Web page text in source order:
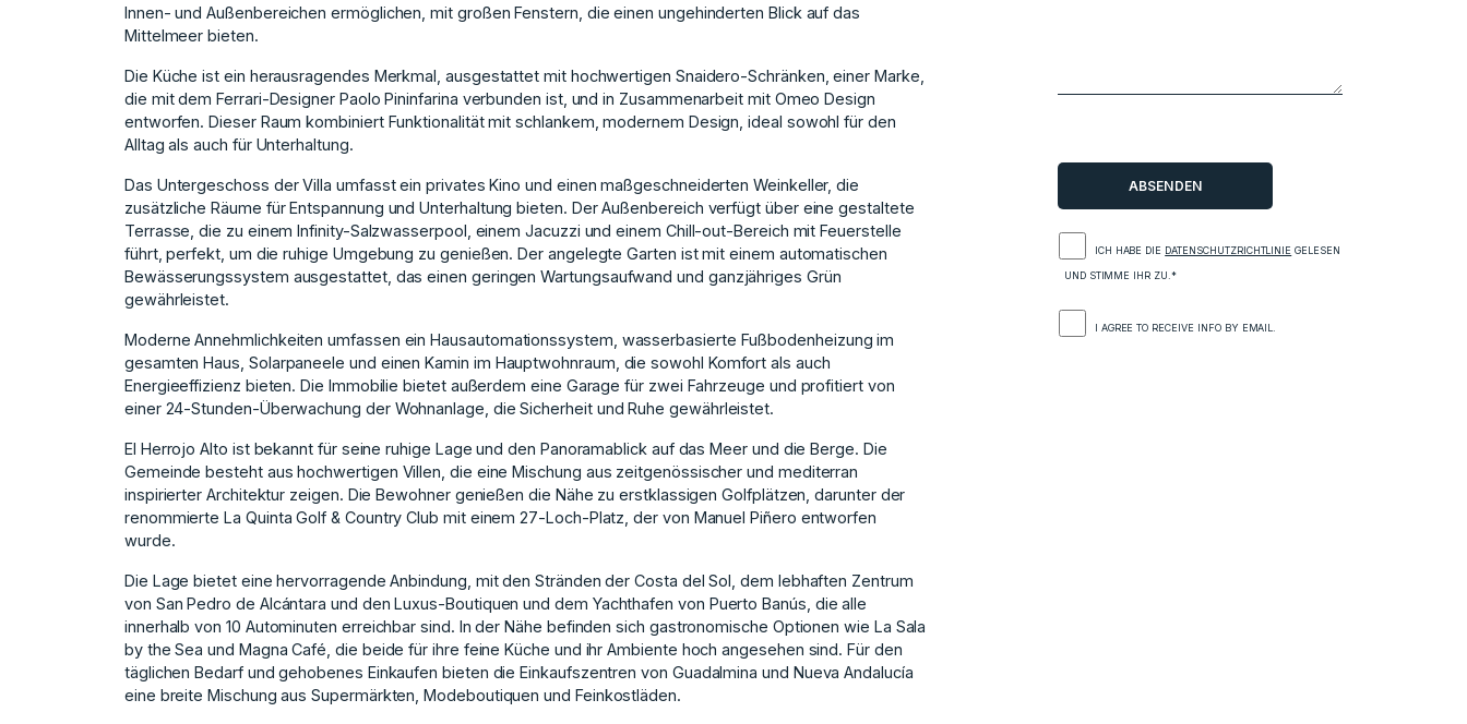
Innen- und Außenbereichen ermöglichen, mit großen Fenstern, die einen ungehinderten Blick auf das
Mittelmeer bieten.
Die Küche ist ein herausragendes Merkmal, ausgestattet mit hochwertigen Snaidero-Schränken, einer Marke,
die mit dem Ferrari-Designer Paolo Pininfarina verbunden ist, und in Zusammenarbeit mit Omeo Design
entworfen. Dieser Raum kombiniert Funktionalität mit schlankem, modernem Design, ideal sowohl für den
Alltag als auch für Unterhaltung.
Das Untergeschoss der Villa umfasst ein privates Kino und einen maßgeschneiderten Weinkeller, die
zusätzliche Räume für Entspannung und Unterhaltung bieten. Der Außenbereich verfügt über eine gestaltete
Terrasse, die zu einem Infinity-Salzwasserpool, einem Jacuzzi und einem Chill-out-Bereich mit Feuerstelle
führt, perfekt, um die ruhige Umgebung zu genießen. Der angelegte Garten ist mit einem automatischen
Bewässerungssystem ausgestattet, das einen geringen Wartungsaufwand und ganzjähriges Grün
gewährleistet.
Moderne Annehmlichkeiten umfassen ein Hausautomationssystem, wasserbasierte Fußbodenheizung im
gesamten Haus, Solarpaneele und einen Kamin im Hauptwohnraum, die sowohl Komfort als auch
Energieeffizienz bieten. Die Immobilie bietet außerdem eine Garage für zwei Fahrzeuge und profitiert von
einer 24-Stunden-Überwachung der Wohnanlage, die Sicherheit und Ruhe gewährleistet.
El Herrojo Alto ist bekannt für seine ruhige Lage und den Panoramablick auf das Meer und die Berge. Die
Gemeinde besteht aus hochwertigen Villen, die eine Mischung aus zeitgenössischer und mediterran
inspirierter Architektur zeigen. Die Bewohner genießen die Nähe zu erstklassigen Golfplätzen, darunter der
renommierte La Quinta Golf & Country Club mit einem 27-Loch-Platz, der von Manuel Piñero entworfen
wurde.
Die Lage bietet eine hervorragende Anbindung, mit den Stränden der Costa del Sol, dem lebhaften Zentrum
von San Pedro de Alcántara und den Luxus-Boutiquen und dem Yachthafen von Puerto Banús, die alle
innerhalb von 10 Autominuten erreichbar sind. In der Nähe befinden sich gastronomische Optionen wie La Sala
by the Sea und Magna Café, die beide für ihre feine Küche und ihr Ambiente hoch angesehen sind. Für den
täglichen Bedarf und gehobenes Einkaufen bieten die Einkaufszentren von Guadalmina und Nueva Andalucía
eine breite Mischung aus Supermärkten, Modeboutiquen und Feinkostläden.
ICH HABE DIE DATENSCHUTZRICHTLINIE GELESEN
UND STIMME IHR ZU.*
I AGREE TO RECEIVE INFO BY EMAIL.